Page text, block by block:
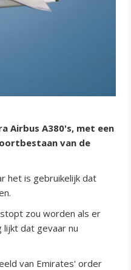
Airbus A380's, met een
van de
het is gebruikelijk dat
zou worden als er
lijkt dat gevaar nu
van Emirates' order